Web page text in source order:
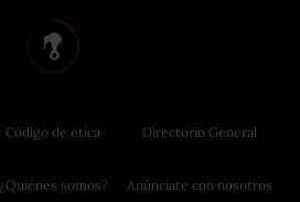
Código de ética
¿Quiénes somos?
Directorio General
Anúnciate con nosotros